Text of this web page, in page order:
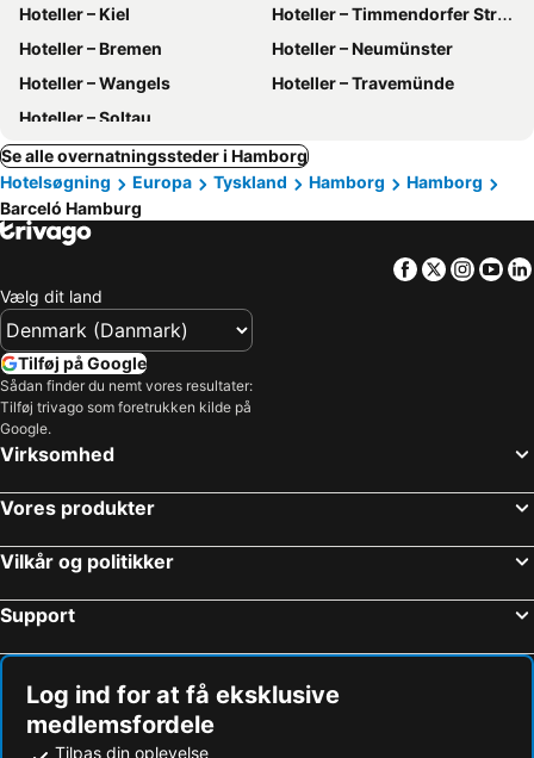
Hoteller – Kiel
Hoteller – Timmendorfer Strand
Hoteller – Bremen
Hoteller – Neumünster
Hoteller – Wangels
Hoteller – Travemünde
Hoteller – Soltau
Se alle overnatningssteder i Hamborg
Hotelsøgning
Europa Tyskland Hamborg
Hamborg
Barceló Hamburg
Facebook
Twitter
Vælg dit land
Tilføj på Google
Sådan finder du nemt vores resultater:
Tilføj trivago som foretrukken kilde på
Google.
Virksomhed
Vores produkter
Vilkår og politikker
Support
Log ind for at få eksklusive
medlemsfordele
Tilpas din oplevelse